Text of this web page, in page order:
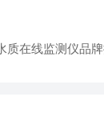
质在线监测仪品